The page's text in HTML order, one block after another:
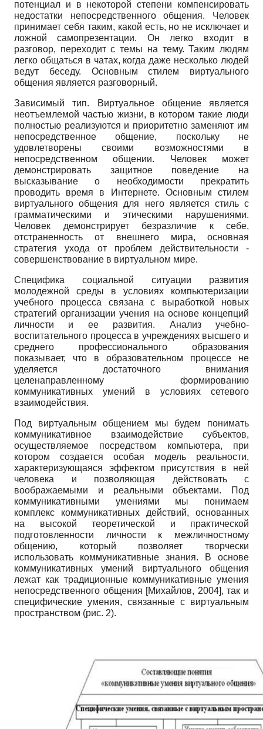
потенциал и в некоторой степени компенсировать
недостатки непосредственного общения. Человек
принимает себя таким, какой есть, но не исключает и
ложной самопрезентации. Он легко входит в
разговор, переходит с темы на тему. Таким людям
легко общаться в чатах, когда даже несколько людей
ведут беседу. Основным стилем виртуального
общения является разговорный.
Зависимый тип. Виртуальное общение является
неотъемлемой частью жизни, в котором такие люди
полностью реализуются и приоритетно заменяют им
непосредственное общение, поскольку не
удовлетворены своими возможностями в
непосредственном общении. Человек может
демонстрировать защитное поведение на
высказывание о необходимости прекратить
проводить время в Интернете. Основным стилем
виртуального общения для него является стиль с
грамматическими и этическими нарушениями.
Человек демонстрирует безразличие к себе,
отстраненность от внешнего мира, основная
стратегия ухода от проблем действительности -
совершенствование в виртуальном мире.
Специфика социальной ситуации развития
молодежной среды в условиях компьютеризации
учебного процесса связана с выработкой новых
стратегий организации учения на основе концепций
личности и ее развития. Анализ учебно-
воспитательного процесса в учреждениях высшего и
среднего профессионального образования
показывает, что в образовательном процессе не
уделяется достаточного внимания
целенаправленному формированию
коммуникативных умений в условиях сетевого
взаимодействия.
Под виртуальным общением мы будем понимать
коммуникативное взаимодействие субъектов,
осуществляемое посредством компьютера, при
котором создается особая модель реальности,
характеризующаяся эффектом присутствия в ней
человека и позволяющая действовать с
воображаемыми и реальными объектами. Под
коммуникативными умениями мы понимаем
комплекс коммуникативных действий, основанных
на высокой теоретической и практической
подготовленности личности к межличностному
общению, который позволяет творчески
использовать коммуникативные знания. В основе
коммуникативных умений виртуального общения
лежат как традиционные коммуникативные умения
непосредственного общения [Михайлов, 2004], так и
специфические умения, связанные с виртуальным
пространством (рис. 2).